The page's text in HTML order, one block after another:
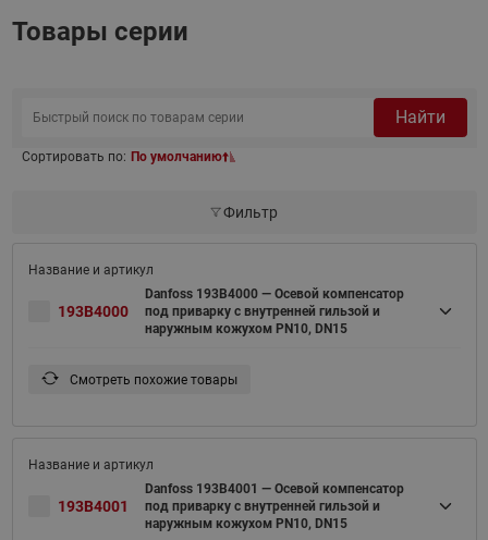
Товары серии
Найти
Сортировать по: По умолчанию
Фильтр
193B4000
Danfoss 193B4000 — Осевой компенсатор
под приварку с внутренней гильзой и
наружным кожухом PN10, DN15
Смотреть похожие товары
193B4001
Danfoss 193B4001 — Осевой компенсатор
под приварку с внутренней гильзой и
наружным кожухом PN10, DN15